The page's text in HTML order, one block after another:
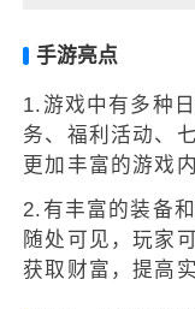
手游亮点
1.游戏中有多种
务、福利活动、
更加丰富的游戏
2.有丰富的装备
随处可见，玩家
获取财富，提高实